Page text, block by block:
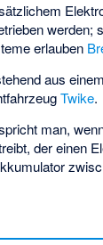
werden;
erlauben
aus
Twike.
man,
der einen